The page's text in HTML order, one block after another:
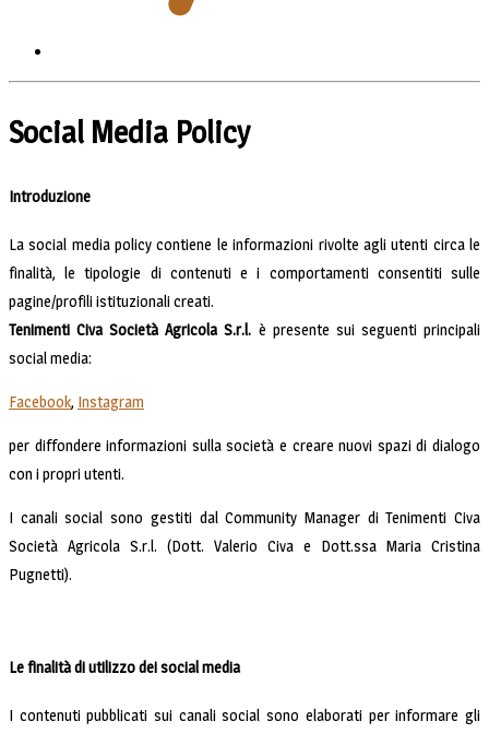
Social Media Policy
Introduzione
La social media policy contiene le informazioni rivolte agli utenti circa le
finalità, le tipologie di contenuti e i comportamenti consentiti sulle
pagine/profili istituzionali creati.
Tenimenti Civa Società Agricola S.r.l. è presente sui seguenti principali
social media:
Facebook, Instagram
per diffondere informazioni sulla società e creare nuovi spazi di dialogo
con i propri utenti.
I canali social sono gestiti dal Community Manager di Tenimenti Civa
Società Agricola S.r.l. (Dott. Valerio Civa e Dott.ssa Maria Cristina
Pugnetti).
Le finalità di utilizzo dei social media
I contenuti pubblicati sui canali social sono elaborati per informare gli